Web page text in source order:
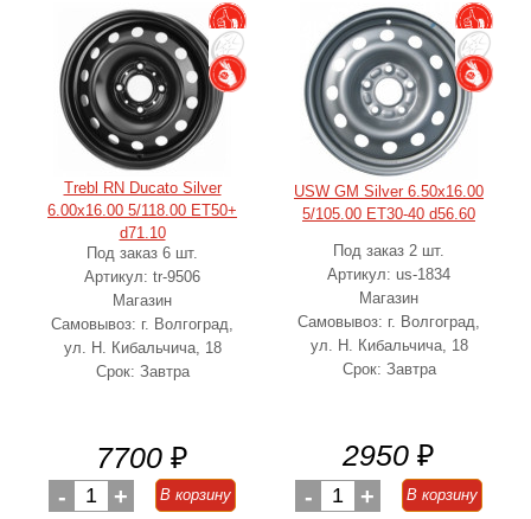
Trebl RN Ducato Silver
6.00x16.00 5/118.00 ET50+
d71.10
Под заказ 6 шт.
Артикул: tr-9506
Магазин
Самовывоз: г. Волгоград,
ул. Н. Кибальчича, 18
Срок: Завтра
7700 ₽
- 1 + В корзину
USW GM Silver 6.50x16.00
5/105.00 ET30-40 d56.60
Под заказ 2 шт.
Артикул: us-1834
Магазин
Самовывоз: г. Волгоград,
ул. Н. Кибальчича, 18
Срок: Завтра
2950 ₽
- 1 + В корзину